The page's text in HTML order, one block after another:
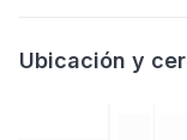
Ubicación y